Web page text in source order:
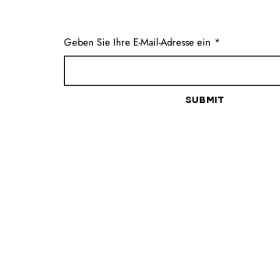
Geben Sie Ihre E-Mail-Adresse ein *
Submit